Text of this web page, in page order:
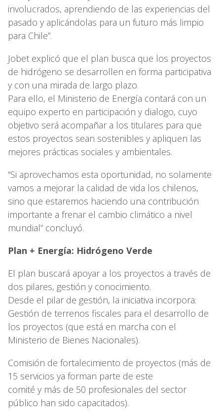
involucrados, aprendiendo de las experiencias del
pasado y aplicándolas para un futuro más limpio
para Chile”.
Jobet explicó que el plan busca que los proyectos
de hidrógeno se desarrollen en forma participativa
y con una mirada de largo plazo.
Para ello, el Ministerio de Energía contará con un
equipo experto en participación y dialogo, cuyo
objetivo será acompañar a los titulares para que
estos proyectos sean sostenibles y apliquen las
mejores prácticas sociales y ambientales.
“Si aprovechamos esta oportunidad, no solamente
vamos a mejorar la calidad de vida los chilenos,
sino que estaremos haciendo una contribución
importante a frenar el cambio climático a nivel
mundial” concluyó.
Plan + Energía: Hidrógeno Verde
El plan buscará apoyar a los proyectos a través de
dos pilares, gestión y conocimiento.
Desde el pilar de gestión, la iniciativa incorpora:
Gestión de terrenos fiscales para el desarrollo de
los proyectos (que está en marcha con el
Ministerio de Bienes Nacionales).
Comisión de fortalecimiento de proyectos (más de
15 servicios ya forman parte de este
comité y más de 50 profesionales del sector
público han sido capacitados).